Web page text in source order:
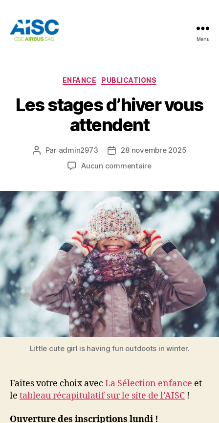
Menu
Catégories
ENFANCE PUBLICATIONS
Les stages d’hiver vous
attendent
Auteur
Par admin2973
Date28 novembre 2025
Aucun commentairesur
d’hiver
vous
attendent
Little cute girl is having fun outdoots in winter.
Faites votre choix avec La Sélection enfance et
le tableau récapitulatif sur le site de l’AISC !
Ouverture des inscriptions lundi !